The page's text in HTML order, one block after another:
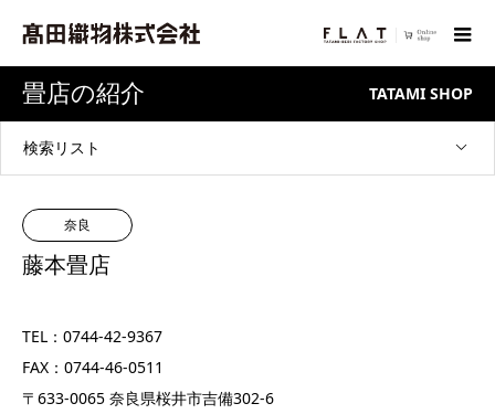
畳店の紹介 TATAMI SHOP
検索リスト
奈良
藤本畳店
TEL：0744-42-9367
FAX：0744-46-0511
〒633-0065 奈良県桜井市吉備302-6